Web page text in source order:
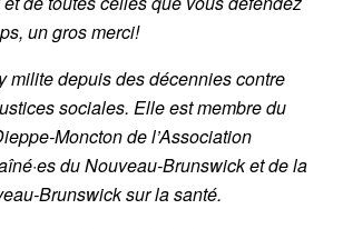
un gros merci!
milite depuis des décennies contre
sociales. Elle est membre du
Moncton de l’Association
du Nouveau-Brunswick et de la
Brunswick sur la santé.